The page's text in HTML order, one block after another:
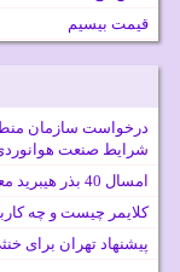
قیمت بیسیم
درخواست سازمان
شرایط صنعت
امسال 40 بذر هیبرید معرفی می شود
کلایمر چیست و چه
پیشنهاد تهران برای